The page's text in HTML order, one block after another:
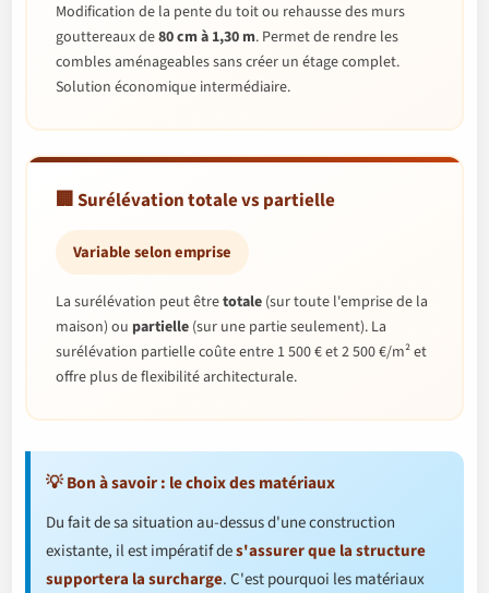
Modification de la pente du toit ou rehausse des murs
gouttereaux de80 cm à 1,30 m. Permet de rendre les
combles aménageables sans créer un étage complet.
Solution économique intermédiaire.
🏢 Surélévation totale vs partielle
Variable selon emprise
La surélévation peut êtretotale (sur toute l'emprise de la
maison) ou partielle (sur une partie seulement). La
surélévation partielle coûte entre 1 500 € et 2 500 €/m² et
offre plus de flexibilité architecturale.
💡 Bon à savoir : le choix des matériaux
Du fait de sa situation au-dessus d'une construction
existante, il est impératif des'assurer que la structure
supportera la surcharge. C'est pourquoi les matériaux